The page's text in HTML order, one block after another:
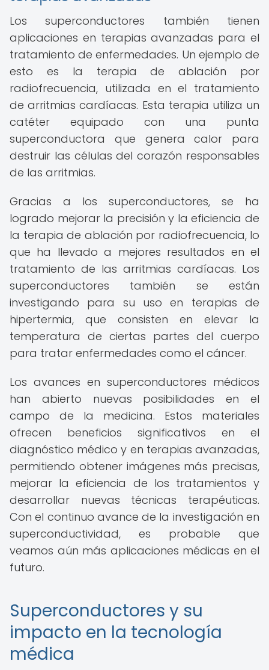
Los superconductores también tienen
aplicaciones en terapias avanzadas para el
tratamiento de enfermedades. Un ejemplo de
esto es la terapia de ablación por
radiofrecuencia, utilizada en el tratamiento
de arritmias cardíacas. Esta terapia utiliza un
catéter equipado con una punta
superconductora que genera calor para
destruir las células del corazón responsables
de las arritmias.
Gracias a los superconductores, se ha
logrado mejorar la precisión y la eficiencia de
la terapia de ablación por radiofrecuencia, lo
que ha llevado a mejores resultados en el
tratamiento de las arritmias cardíacas. Los
superconductores también se están
investigando para su uso en terapias de
hipertermia, que consisten en elevar la
temperatura de ciertas partes del cuerpo
para tratar enfermedades como el cáncer.
Los avances en superconductores médicos
han abierto nuevas posibilidades en el
campo de la medicina. Estos materiales
ofrecen beneficios significativos en el
diagnóstico médico y en terapias avanzadas,
permitiendo obtener imágenes más precisas,
mejorar la eficiencia de los tratamientos y
desarrollar nuevas técnicas terapéuticas.
Con el continuo avance de la investigación en
superconductividad, es probable que
veamos aún más aplicaciones médicas en el
futuro.
Superconductores y su
impacto en la tecnología
médica